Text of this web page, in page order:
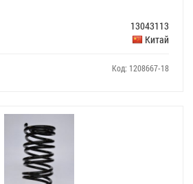
13043113
Китай
Код: 1208667-18